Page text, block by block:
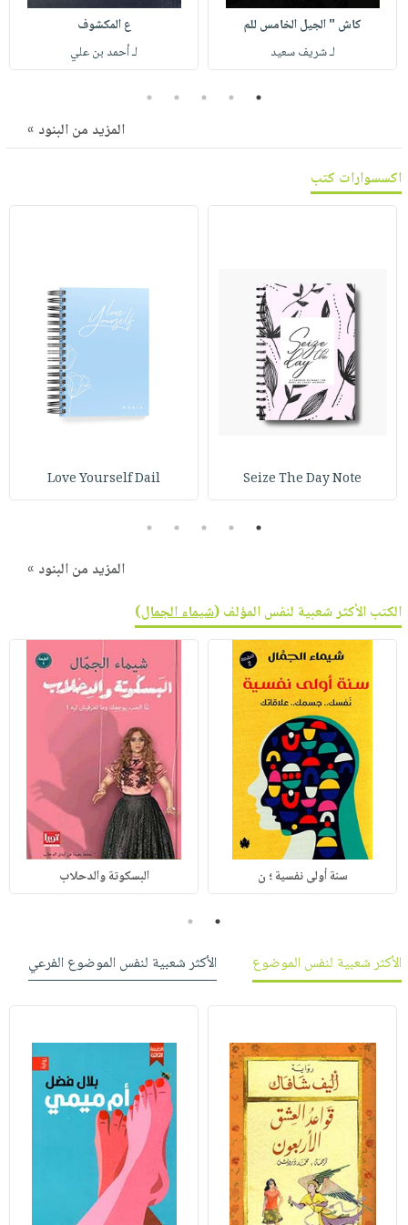
صابون
أطفال
مناسبات
فيديوهات
يتكرر
نيل
وفرات
انشر
عربةكاش " الجيل الخامس للم
لـ شريف سعيد
ع المكشوف
لـ أحمد بن علي
1
2
3
4
5
المزيد من البنود »
اكسسوارات كتب
Seize The Day Note
Love Yourself Dail
1
2
3
4
5
المزيد من البنود »
الكتب الأكثر شعبية لنفس المؤلف (شيماء الجمال)
سنة أولى نفسية ؛ ن البسكوتة والدحلاب
1
2
الأكثر شعبية لنفس الموضوع
الأكثر شعبية لنفس الموضوع الفرعي